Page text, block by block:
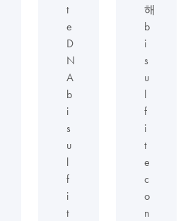
t
e
D
N
A
b
i
s
u
l
f
i
t
해
b
i
s
u
l
f
i
t
e
c
o
n